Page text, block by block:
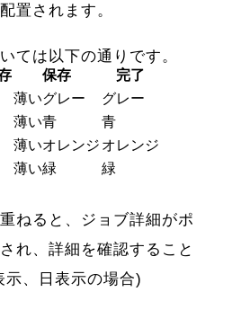
置されます。
ては以下の通りです。
保存
完了
薄いグレー
グレー
薄い青
青
薄いオレンジ オレンジ
薄い緑 緑
ねると、ジョブ詳細がポ
れ、詳細を確認すること
、日表示の場合)